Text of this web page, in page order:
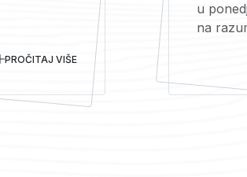
PROČITAJ VIŠE
u
na